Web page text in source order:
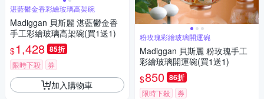
湛藍鬱金香彩繪玻璃高架碗
Madiggan 貝斯麗 湛藍鬱金香
手工彩繪玻璃高架碗(買1送1)
$1,428 85折
限時下殺 券
加入購物車
粉玫瑰彩繪玻璃開運碗
Madiggan 貝斯麗 粉玫瑰手工
彩繪玻璃開運碗(買1送1)
$850 86折
限時下殺 券